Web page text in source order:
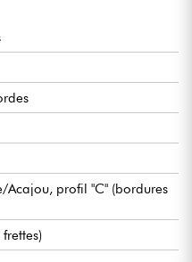
Acajou, profil "C" (bordures